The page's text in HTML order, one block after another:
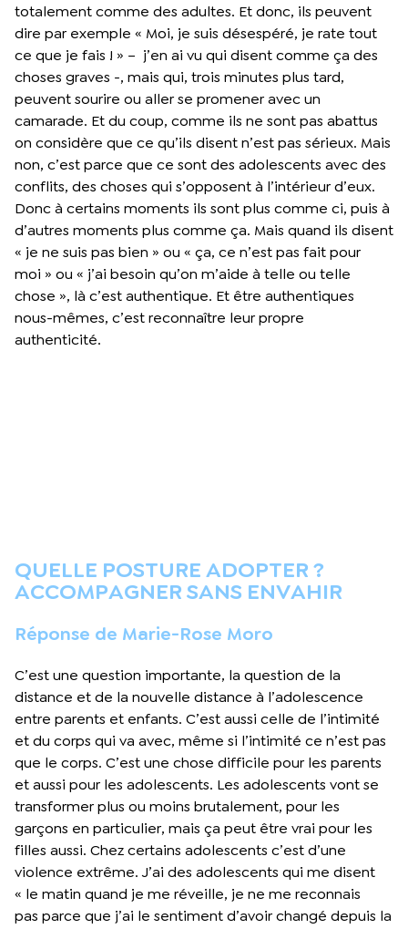
totalement comme des adultes. Et donc, ils peuvent
dire par exemple « Moi, je suis désespéré, je rate tout
ce que je fais ! » – j’en ai vu qui disent comme ça des
choses graves -, mais qui, trois minutes plus tard,
peuvent sourire ou aller se promener avec un
camarade. Et du coup, comme ils ne sont pas abattus
on considère que ce qu’ils disent n’est pas sérieux. Mais
non, c’est parce que ce sont des adolescents avec des
conflits, des choses qui s’opposent à l’intérieur d’eux.
Donc à certains moments ils sont plus comme ci, puis à
d’autres moments plus comme ça. Mais quand ils disent
« je ne suis pas bien » ou « ça, ce n’est pas fait pour
moi » ou « j’ai besoin qu’on m’aide à telle ou telle
chose », là c’est authentique. Et être authentiques
nous-mêmes, c’est reconnaître leur propre
authenticité.
QUELLE POSTURE ADOPTER ?
ACCOMPAGNER SANS ENVAHIR
Réponse de Marie-Rose Moro
C’est une question importante, la question de la
distance et de la nouvelle distance à l’adolescence
entre parents et enfants. C’est aussi celle de l’intimité
et du corps qui va avec, même si l’intimité ce n’est pas
que le corps. C’est une chose difficile pour les parents
et aussi pour les adolescents. Les adolescents vont se
transformer plus ou moins brutalement, pour les
garçons en particulier, mais ça peut être vrai pour les
filles aussi. Chez certains adolescents c’est d’une
violence extrême. J’ai des adolescents qui me disent
« le matin quand je me réveille, je ne me reconnais
pas parce que j’ai le sentiment d’avoir changé depuis la